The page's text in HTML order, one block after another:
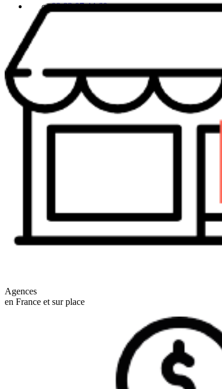
09 83 07 44 60
Agences
en France et sur place